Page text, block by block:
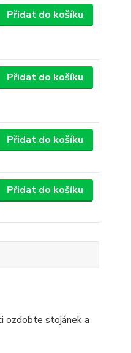
Přidat do košíku
Přidat do košíku
Přidat do košíku
Přidat do košíku
ozdobte stojánek a